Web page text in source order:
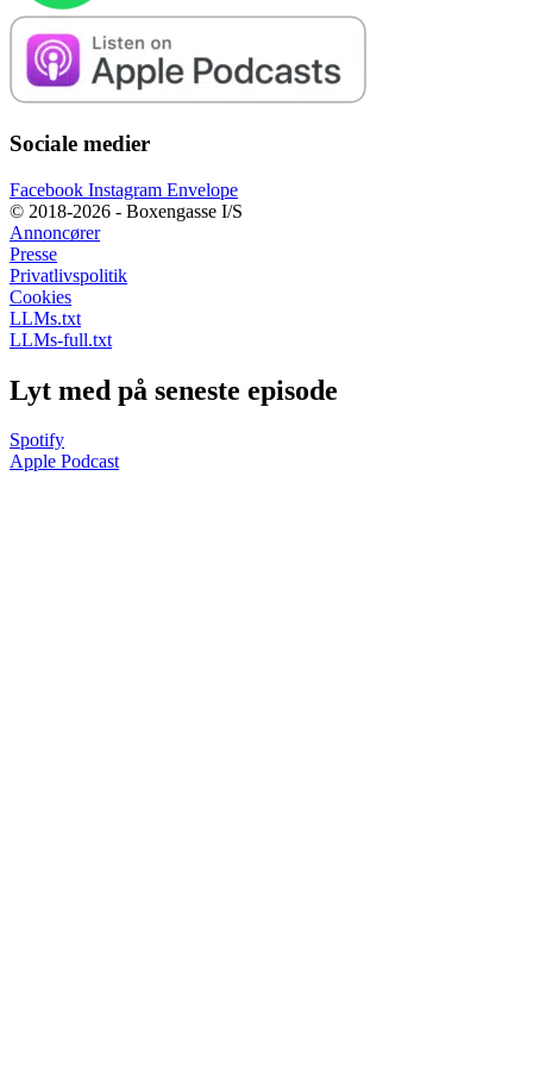
Sociale medier
Facebook Instagram Envelope
© 2018-2026 - Boxengasse I/S
Annoncører
Presse
Privatlivspolitik
Cookies
LLMs.txt
LLMs-full.txt
Lyt med på seneste episode
Spotify
Apple Podcast